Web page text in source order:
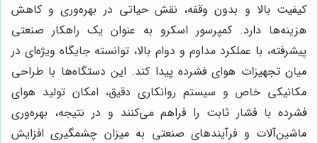
کیفیت بالا و بدون وقفه، نقش حیاتی در بهره‌وری و کاهش
هزینه‌ها دارد. کمپرسور اسکرو به عنوان یک راهکار صنعتی
پیشرفته، با عملکرد مداوم و دوام بالا، توانسته جایگاه ویژه‌ای در
میان تجهیزات هوای فشرده پیدا کند. این دستگاه‌ها با طراحی
مکانیکی خاص و سیستم روانکاری دقیق، امکان تولید هوای
فشرده با فشار ثابت را فراهم می‌کنند و در نتیجه، بهره‌وری
ماشین‌آلات و فرآیندهای صنعتی به میزان چشمگیری افزایش